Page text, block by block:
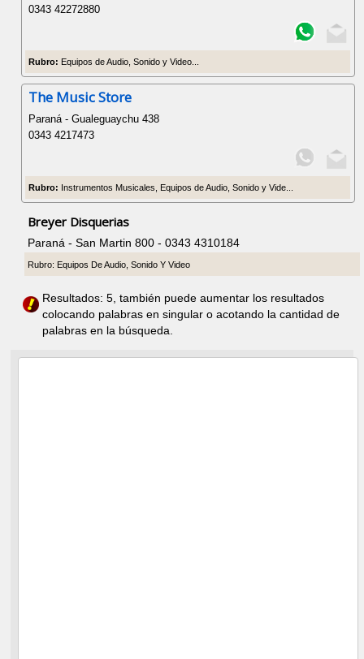
0343 42272880
Rubro: Equipos de Audio, Sonido y Video...
The Music Store
Paraná - Gualeguaychu 438
0343 4217473
Rubro: Instrumentos Musicales, Equipos de Audio, Sonido y Vide...
Breyer Disquerias
Paraná - San Martin 800 - 0343 4310184
Rubro: Equipos De Audio, Sonido Y Video
Resultados: 5, también puede aumentar los resultados
colocando palabras en singular o acotando la cantidad de
palabras en la búsqueda.